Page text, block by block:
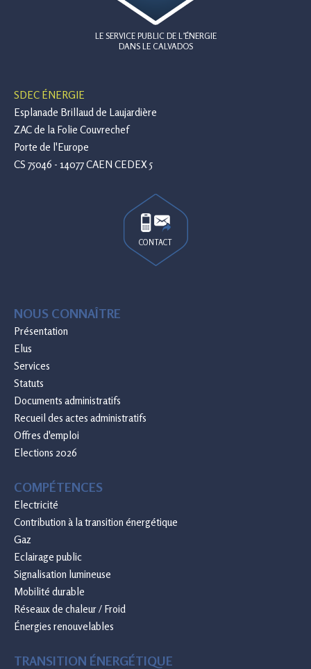
LE SERVICE PUBLIC DE L’ÉNERGIE
DANS LE CALVADOS
SDEC ÉNERGIE
Esplanade Brillaud de Laujardière
ZAC de la Folie Couvrechef
Porte de l'Europe
CS 75046 - 14077 CAEN CEDEX 5
CONTACT
NOUS CONNAÎTRE
Présentation
Elus
Services
Statuts
Documents administratifs
Recueil des actes administratifs
Offres d'emploi
Elections 2026
COMPÉTENCES
Electricité
Contribution à la transition énergétique
Gaz
Eclairage public
Signalisation lumineuse
Mobilité durable
Réseaux de chaleur / Froid
Énergies renouvelables
TRANSITION ÉNERGÉTIQUE